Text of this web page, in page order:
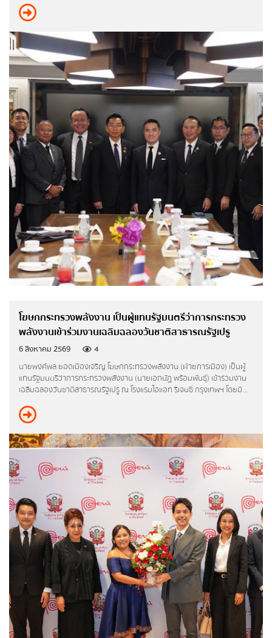
แผน/ผลการดำเนินงาน
แผนการดำเนินงาน
ระบบแสดงข้อมูลผลการดำเนินงานแผนงาน/โครงการ
ตามนโยบายสำคัญของกระทรวงพลังงาน
แผนการใช้จ่ายงบประมาณประจำปี (เอกสารงบประมาณ)
แผนการใช้จ่ายงบประมาณประจำปี
รายงานการกำกับติดตามการใช้จ่ายงบประมาณรอบ
6 เดือน
รายงานผลการใช้จ่ายงบประมาณประจำปี
ข้อมูลรายงาน
รายงานการกำกับติดตามการดำเนินงานประจำปี
รอบ 6 เดือน
รายงานผลการดำเนินงานของกระทรวง
รายงานการเงินสำนักงานปลัดกระทรวงพลังงาน
รายงานต้นทุนต่อหน่วยผลผลิต
รายงานงบทดลอง
การติดตามตรวจสอบและประเมินผลภาคราชการ
ข่าวสารการติดตามตรวจสอบและประเมินผลภาค
ราชการ (คตป.พน.)
รายงานการติดตามตรวจสอบและประเมินผลภาค
ราชการ (คตป.พน.)
การป้องกันการทุจริต
แผนปฏิบัติการป้องกันการทุจริต
เมียนมา ในโอกาสเดินทางเยือนประเทศไทย
โฆษกกระทรวงพลังงาน เป็นผู้แทนรัฐมนตรีว่าการกระทรวง
พลังงานเข้าร่วมงานเฉลิมฉลองวันชาติสาธารณรัฐเปรู
6 สิงหาคม 2569
4
นายพงศ์พล ยอดเมืองเจริญ โฆษกกระทรวงพลังงาน (ฝ่ายการเมือง) เป็นผู้
แทนรัฐมนตรีว่าการกระทรวงพลังงาน (นายเอกนัฏ พร้อมพันธุ์) เข้าร่วมงาน
เฉลิมฉลองวันชาติสาธารณรัฐเปรู ณ โรงแรมไฮแอท รีเจนซี่ กรุงเทพฯ โดยมี
Pecho) อุปทูตรักษาราชการชั่วคราว สถานเอกอัครราชทูตเปรูประจำ
ประเทศไทย ให้การต้อนรับ
ส่งข้อความ ล้างข้อมูล